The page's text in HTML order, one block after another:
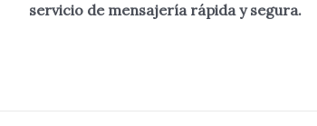
servicio de mensajería rápida y segura.